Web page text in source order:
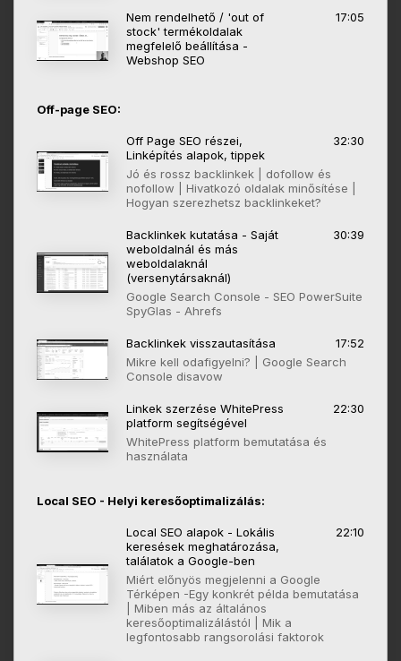
Nem rendelhető / 'out of
stock' termékoldalak
megfelelő beállítása -
Webshop SEO
17:05
Off-page SEO:
Off Page SEO részei,
Linképítés alapok, tippek
32:30
Jó és rossz backlinkek | dofollow és
nofollow | Hivatkozó oldalak minősítése |
Hogyan szerezhetsz backlinkeket?
Backlinkek kutatása - Saját
weboldalnál és más
weboldalaknál
(versenytársaknál)
30:39
Google Search Console - SEO PowerSuite
SpyGlas - Ahrefs
Backlinkek visszautasítása
17:52
Mikre kell odafigyelni? | Google Search
Console disavow
Linkek szerzése WhitePress
platform segítségével
22:30
WhitePress platform bemutatása és
használata
Local SEO - Helyi keresőoptimalizálás:
Local SEO alapok - Lokális
keresések meghatározása,
találatok a Google-ben
22:10
Miért előnyös megjelenni a Google
Térképen -Egy konkrét példa bemutatása
| Miben más az általános
keresőoptimalizálástól | Mik a
legfontosabb rangsorolási faktorok